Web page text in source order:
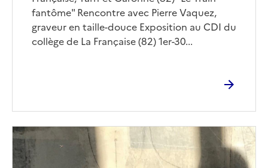
fantôme" Rencontre avec Pierre Vaquez,
graveur en taille-douce Exposition au CDI du
collège de La Française (82) 1er-30...